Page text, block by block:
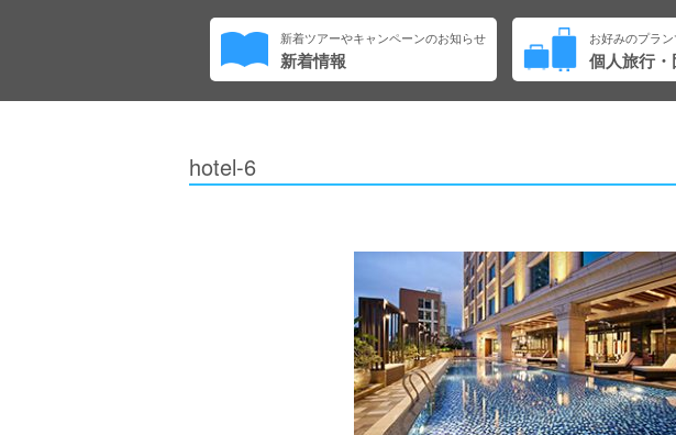
新着ツアーやキャンペーンのお知らせ
新着情報
お好みのプラン
個人旅行
hotel-6